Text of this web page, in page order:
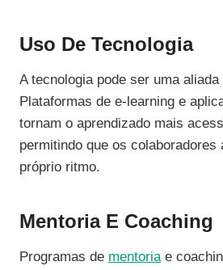
Uso De Tecnologia
A tecnologia pode ser uma aliada
Plataformas de e-learning e
tornam o aprendizado mais
permitindo que os colaboradores
próprio ritmo.
Mentoria E Coaching
Programas de mentoriae